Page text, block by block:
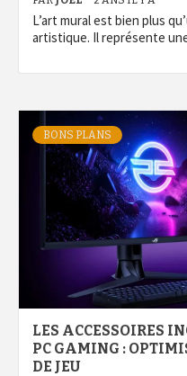
L’art mural est bien plus
artistique. Il représente
BONS PLANS
LES ACCESSOIRES
PC GAMING :
DE JEU